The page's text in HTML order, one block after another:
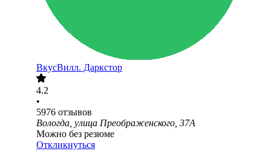
ВкусВилл. Даркстор
4.2
•
5976 отзывов
Вологда, улица Преображенского, 37А
Можно без резюме
Откликнуться